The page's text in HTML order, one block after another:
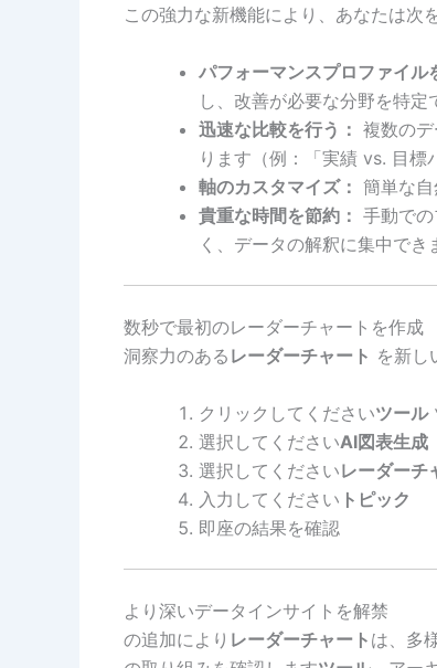
この強力な新機能により、あなたは次
パフォーマンスプロファイル
し、改善が必要な分野を特定
迅速な比較を行う： 複数の
ります（例：「実績 vs. 目標
軸のカスタマイズ： 簡単な
貴重な時間を節約： 手動で
く、データの解釈に集中でき
数秒で最初のレーダーチャートを作成
洞察力のある レーダーチャート を新し
クリックしてくださいツール
選択してくださいAI図表生成
選択してくださいレーダーチ
入力してください トピック
即座の結果を確認
より深いデータインサイトを解禁
の追加により レーダーチャート は、多